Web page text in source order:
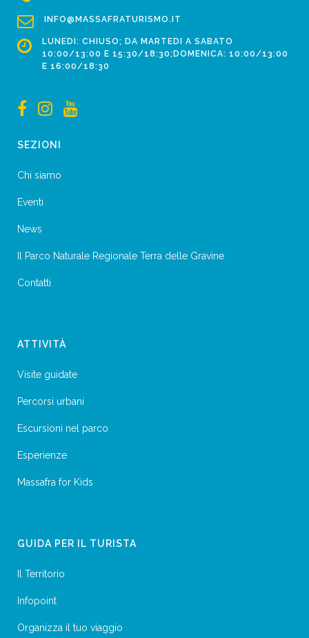
INFO@MASSAFRATURISMO.IT
LUNEDI: CHIUSO; DA MARTEDI A SABATO
10:00/13:00 E 15:30/18:30;DOMENICA: 10:00/13:00
E 16:00/18:30
SEZIONI
Chi siamo
Eventi
News
Il Parco Naturale Regionale Terra delle Gravine
Contatti
ATTIVITÀ
Visite guidate
Percorsi urbani
Escursioni nel parco
Esperienze
Massafra for Kids
GUIDA PER IL TURISTA
Il Territorio
Infopoint
Organizza il tuo viaggio